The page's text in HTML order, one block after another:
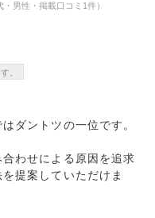
男性・掲載口コミ1件）
。
ダントツの一位です。
わせによる原因を追求
提案していただけま